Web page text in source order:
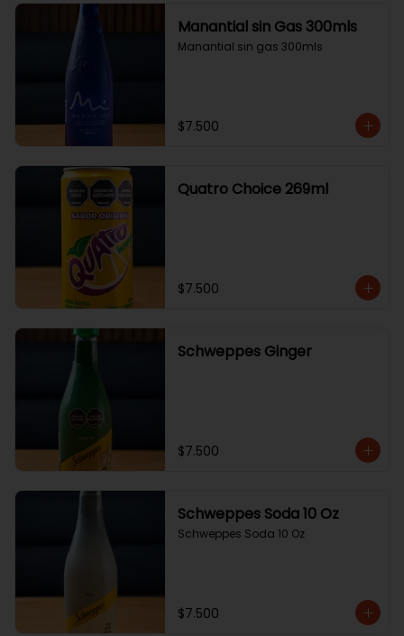
Manantial sin Gas 300mls
Manantial sin gas 300mls
$7.500
Quatro Choice 269ml
$7.500
Schweppes Ginger
$7.500
Schweppes Soda 10 Oz
Schweppes Soda 10 Oz
$7.500